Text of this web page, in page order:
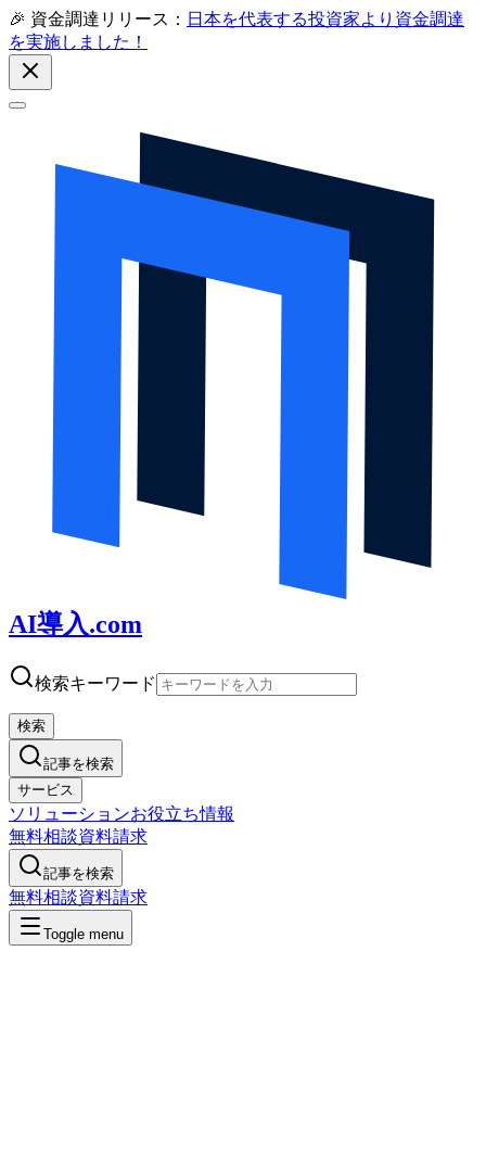
🎉 資金調達リリース： 日本を代表する投資家より資金調達
を実施しました！
AI導入.com
検索キーワード
検索
記事を検索
サービス
ソリューションお役立ち情報
無料相談資料請求
記事を検索
無料相談資料請求
Toggle menu